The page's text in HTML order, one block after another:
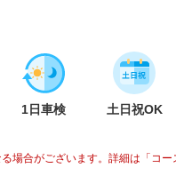
1日車検 土日祝OK
場合がございます。詳細は「コー